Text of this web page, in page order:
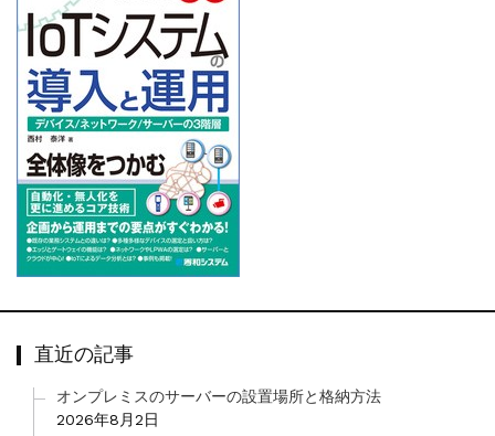
直近の記事
オンプレミスのサーバーの設置場所と格納方法
2026年8月2日